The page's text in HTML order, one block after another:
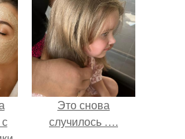
Это снова
случилось ….